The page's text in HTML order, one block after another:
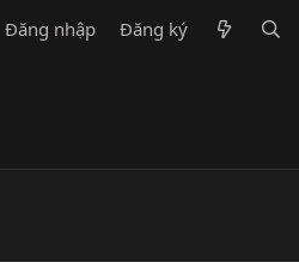
Đăng nhập Đăng ký